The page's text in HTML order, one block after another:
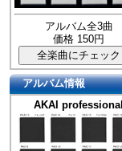
アルバム全3曲
価格 150円
アルバム情報
AKAI professional